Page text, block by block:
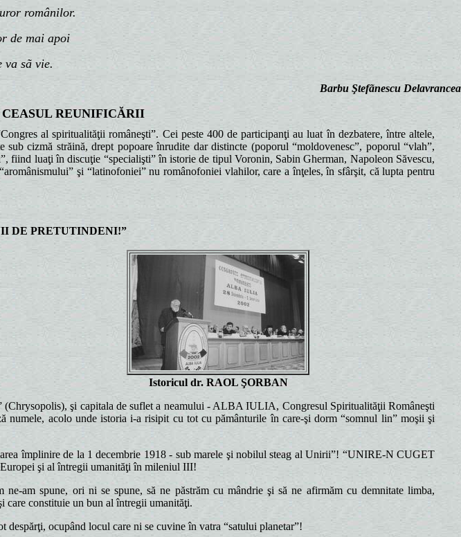
românilor.
de mai apoi
va sã vie.
Barbu Ştefãnescu Delavrancea
REUNIFICĂRII
al spiritualităţii româneşti”. Cei peste 400 de participanţi au luat în dezbatere, între altele,
cizmă străină, drept popoare înrudite dar distincte (poporul “moldovenesc”, poporul “vlah”,
fiind luaţi în discuţie “specialişti” în istorie de tipul Voronin, Sabin Gherman, Napoleon Săvescu,
şi “latinofoniei” nu românofoniei vlahilor, care a înţeles, în sfârşit, că lupta pentru
DE PRETUTINDENI!”
Istoricul dr. RAOL ŞORBAN
şi capitala de suflet a neamului - ALBA IULIA, Congresul Spiritualităţii Româneşti
numele, acolo unde istoria i-a risipit cu tot cu pământurile în care-şi dorm “somnul lin” moşii şi
împlinire de la 1 decembrie 1918 - sub marele şi nobilul steag al Unirii”! “UNIRE-N CUGET
şi al întregii umanităţi în mileniul III!
am spune, ori ni se spune, să ne păstrăm cu mândrie şi să ne afirmăm cu demnitate limba,
care constituie un bun al întregii umanităţi.
ocupând locul care ni se cuvine în vatra “satului planetar”!